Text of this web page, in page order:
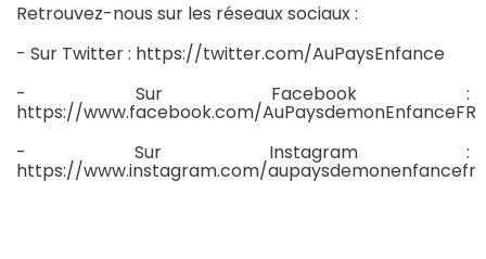
Retrouvez-nous sur les réseaux sociaux :
- Sur Twitter : https://twitter.com/AuPaysEnfance
-
Sur Facebook :
https://www.facebook.com/AuPaysdemonEnfanceFR
-
Sur Instagram :
https://www.instagram.com/aupaysdemonenfancefr